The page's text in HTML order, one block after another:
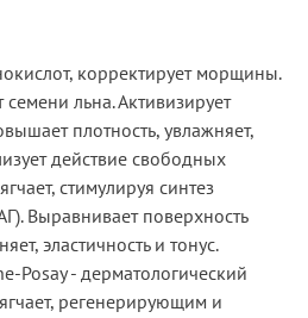
корректирует морщины.
льна. Активизирует
плотность, увлажняет,
действие свободных
стимулируя синтез
Выравнивает поверхность
эластичность и тонус.
Posay - дерматологический
регенерирующим и